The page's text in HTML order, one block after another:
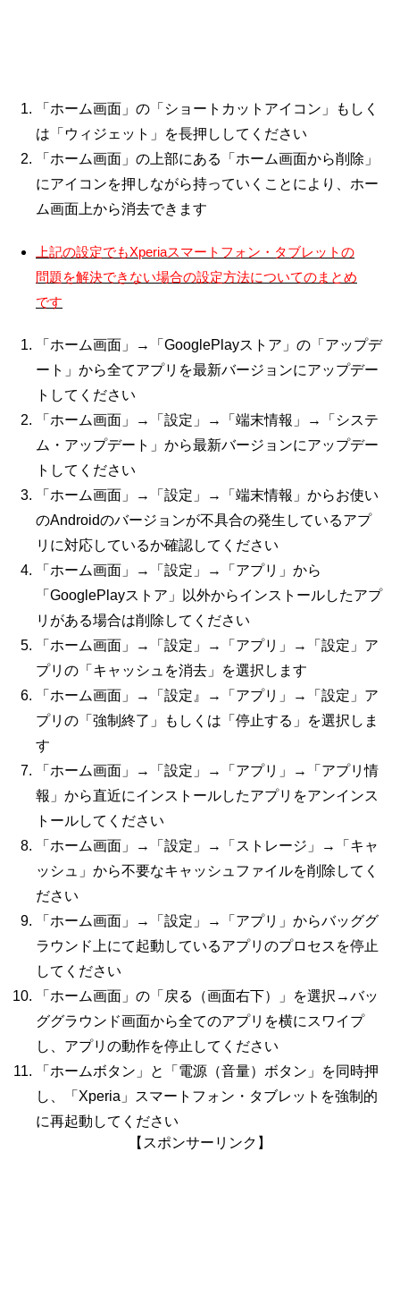
「ホーム画面」の「ショートカットアイコン」もしく
は「ウィジェット」を長押ししてください
「ホーム画面」の上部にある「ホーム画面から削除」
にアイコンを押しながら持っていくことにより、ホー
ム画面上から消去できます
上記の設定でもXperiaスマートフォン・タブレットの
問題を解決できない場合の設定方法についてのまとめ
です
「ホーム画面」→「GooglePlayストア」の「アップデ
ート」から全てアプリを最新バージョンにアップデー
トしてください
「ホーム画面」→「設定」→「端末情報」→「システ
ム・アップデート」から最新バージョンにアップデー
トしてください
「ホーム画面」→「設定」→「端末情報」からお使い
のAndroidのバージョンが不具合の発生しているアプ
リに対応しているか確認してください
「ホーム画面」→「設定」→「アプリ」から
「GooglePlayストア」以外からインストールしたアプ
リがある場合は削除してください
「ホーム画面」→「設定」→「アプリ」→「設定」ア
プリの「キャッシュを消去」を選択します
「ホーム画面」→「設定』→「アプリ」→「設定」ア
プリの「強制終了」もしくは「停止する」を選択しま
す
「ホーム画面」→「設定」→「アプリ」→「アプリ情
報」から直近にインストールしたアプリをアンインス
トールしてください
「ホーム画面」→「設定」→「ストレージ」→「キャ
ッシュ」から不要なキャッシュファイルを削除してく
ださい
「ホーム画面」→「設定」→「アプリ」からバッググ
ラウンド上にて起動しているアプリのプロセスを停止
してください
「ホーム画面」の「戻る（画面右下）」を選択→バッ
ググラウンド画面から全てのアプリを横にスワイプ
し、アプリの動作を停止してください
「ホームボタン」と「電源（音量）ボタン」を同時押
し、「Xperia」スマートフォン・タブレットを強制的
に再起動してください
【スポンサーリンク】